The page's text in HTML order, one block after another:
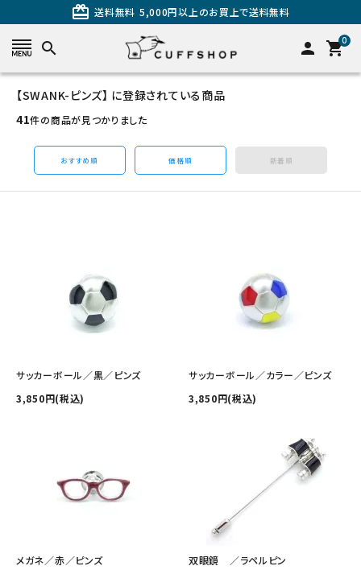
card_giftcard 送料無料 5,000円以上のお買上で送料無料
search person 0
shopping_cart
search
カテゴリーから探す
カフスを探す
ご利用ガイド
カフス相談室
【SWANK-ピンズ】 に登録されている商品
41件の商品が見つかりました
おすすめ順 価格順 新着順
サッカーボール／黒／ピンズ
3,850円(税込)
サッカーボール／カラー／ピンズ
3,850円(税込)
メガネ／赤／ピンズ
双眼鏡 ／ラペルピン